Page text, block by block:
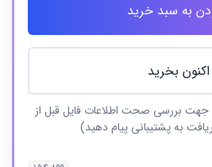
به سبد خرید
اکنون بخرید
جهت بررسی صحت اطلاعات فایل قبل از
به پشتیبانی پیام دهید)